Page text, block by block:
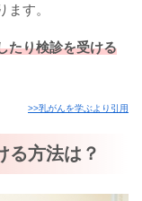
す。
たり検診を受ける
>>乳がんを学ぶより引用
る方法は？